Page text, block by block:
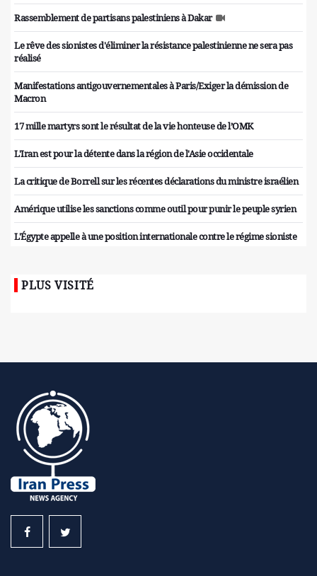
Rassemblement de partisans palestiniens à Dakar
Le rêve des sionistes d'éliminer la résistance palestinienne ne sera pas
réalisé
Manifestations antigouvernementales à Paris/Exiger la démission de
Macron
17 mille martyrs sont le résultat de la vie honteuse de l’OMK
L'Iran est pour la détente dans la région de l'Asie occidentale
La critique de Borrell sur les récentes déclarations du ministre israélien
Amérique utilise les sanctions comme outil pour punir le peuple syrien
L'Égypte appelle à une position internationale contre le régime sioniste
PLUS VISITÉ